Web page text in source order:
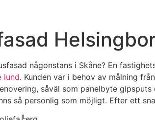
någonstans i Skåne? En
lund. Kunden var i behov av målning
såväl som panelbyte
så personlig som möjligt. Efter ett